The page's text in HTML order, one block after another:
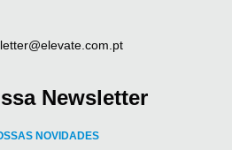
Newsletter
NOVIDADES